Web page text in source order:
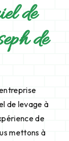
de
de
de levage à
de
mettons à